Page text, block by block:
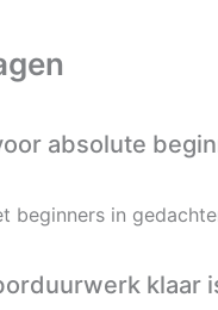
absolute
beginners in
klaar